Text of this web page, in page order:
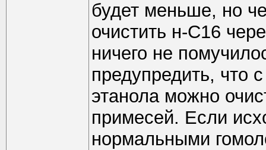
будет меньше, но
очистить н-С16
ничего не
предупредить, что
этанола можно
примесей. Если
нормальными